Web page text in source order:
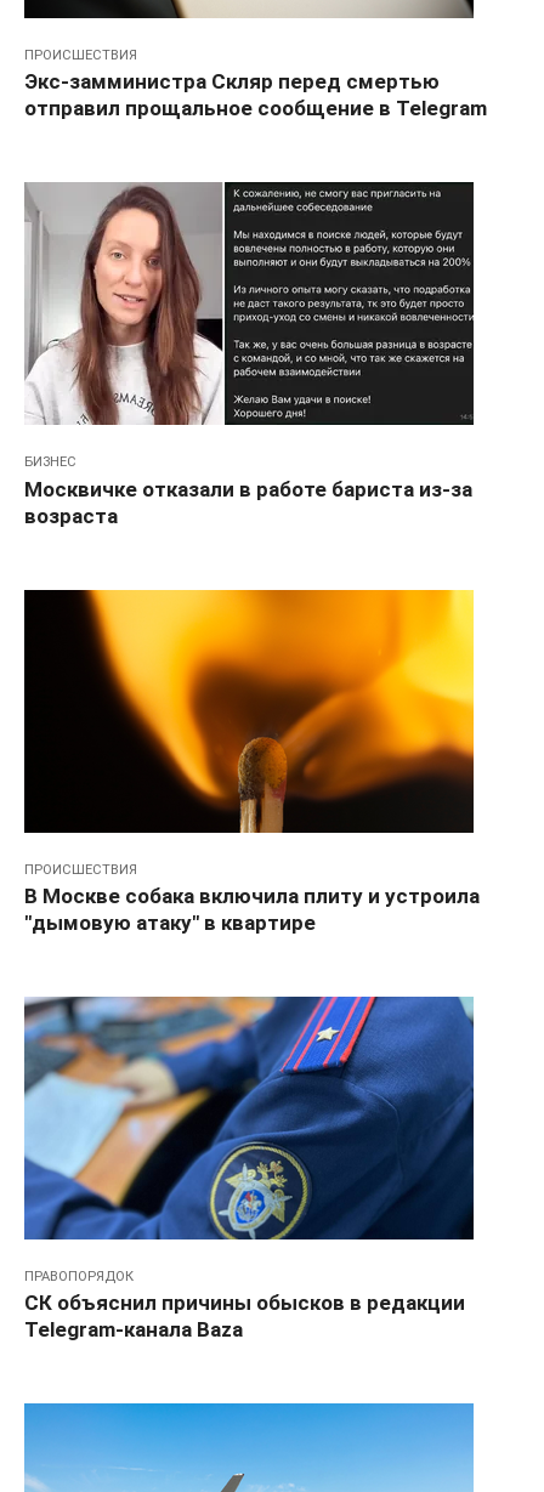
ПРОИСШЕСТВИЯ
Экс-замминистра Скляр перед смертью
отправил прощальное сообщение в Telegram
БИЗНЕС
Москвичке отказали в работе бариста из-за
возраста
ПРОИСШЕСТВИЯ
В Москве собака включила плиту и устроила
"дымовую атаку" в квартире
ПРАВОПОРЯДОК
СК объяснил причины обысков в редакции
Telegram-канала Baza